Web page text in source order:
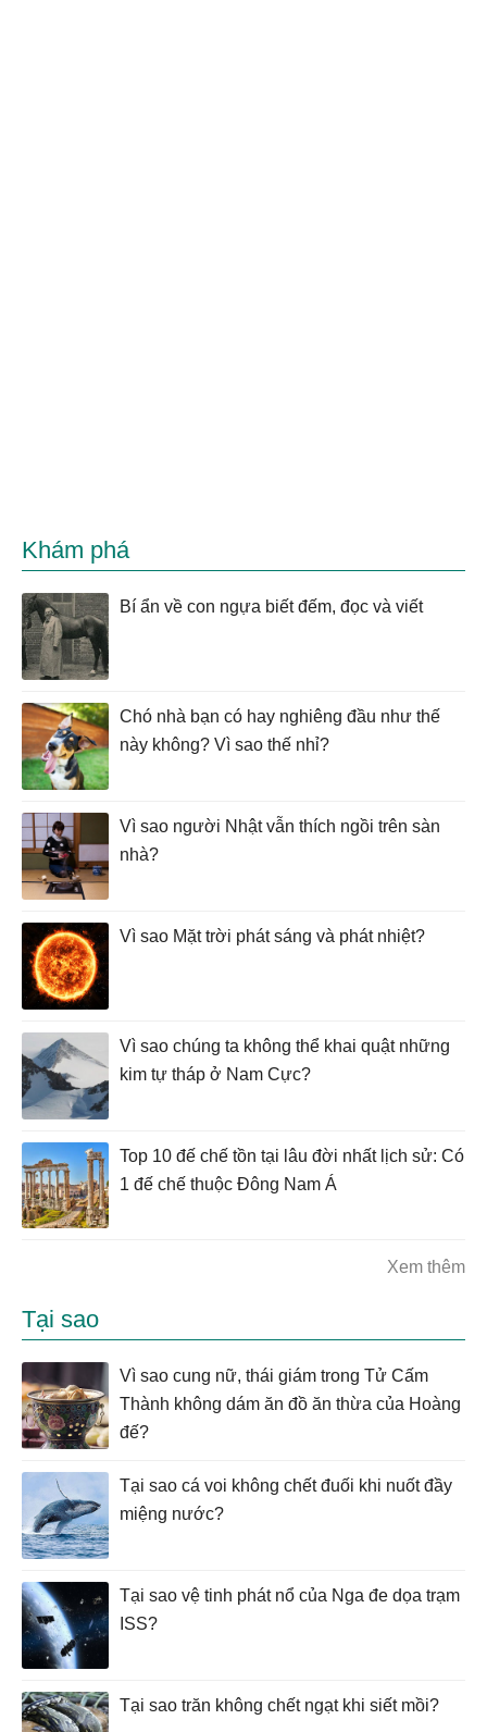
Khám phá
Bí ẩn về con ngựa biết đếm, đọc và viết
Chó nhà bạn có hay nghiêng đầu như thế
này không? Vì sao thế nhỉ?
Vì sao người Nhật vẫn thích ngồi trên sàn
nhà?
Vì sao Mặt trời phát sáng và phát nhiệt?
Vì sao chúng ta không thể khai quật những
kim tự tháp ở Nam Cực?
Top 10 đế chế tồn tại lâu đời nhất lịch sử: Có
1 đế chế thuộc Đông Nam Á
Xem thêm
Tại sao
Vì sao cung nữ, thái giám trong Tử Cấm
Thành không dám ăn đồ ăn thừa của Hoàng
đế?
Tại sao cá voi không chết đuối khi nuốt đầy
miệng nước?
Tại sao vệ tinh phát nổ của Nga đe dọa trạm
ISS?
Tại sao trăn không chết ngạt khi siết mồi?